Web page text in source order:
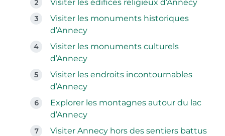
Visiter les édifices religieux d’Annecy
Visiter les monuments historiques
d’Annecy
Visiter les monuments culturels
d’Annecy
Visiter les endroits incontournables
d’Annecy
Explorer les montagnes autour du lac
d’Annecy
Visiter Annecy hors des sentiers battus